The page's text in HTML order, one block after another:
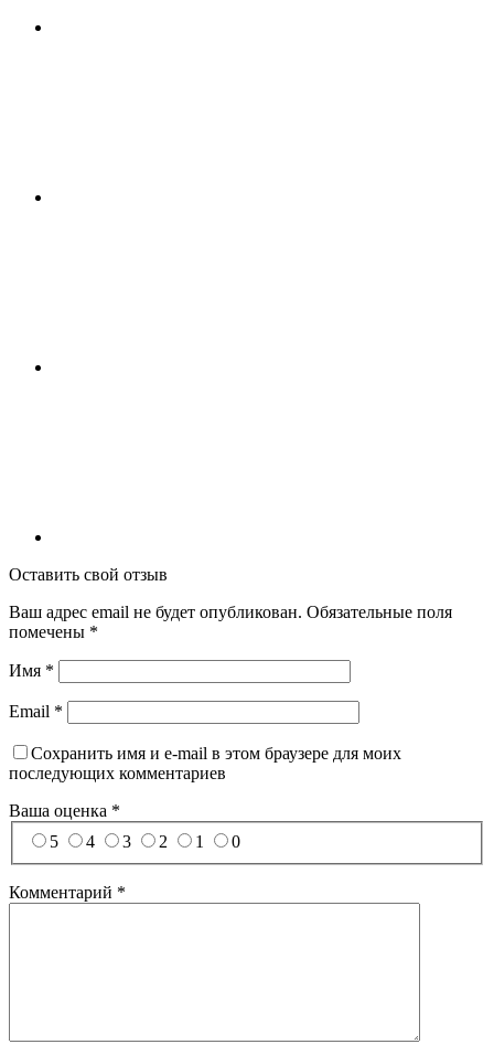
Оставить свой отзыв
Ваш адрес email не будет опубликован. Обязательные поля
помечены *
Имя *
Email *
Сохранить имя и e-mail в этом браузере для моих
последующих комментариев
Ваша оценка *
5
4 3 2 1 0
Комментарий *